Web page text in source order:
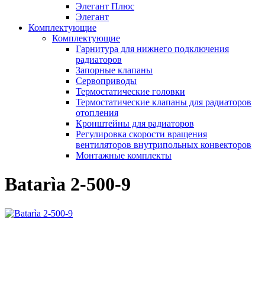
Элегант Плюс
Элегант
Комплектующие
Комплектующие
Гарнитура для нижнего подключения
радиаторов
Запорные клапаны
Сервоприводы
Термостатические головки
Термостатические клапаны для радиаторов
отопления
Кронштейны для радиаторов
Регулировка скорости вращения
вентиляторов внутрипольных конвекторов
Монтажные комплекты
Batarìa 2-500-9